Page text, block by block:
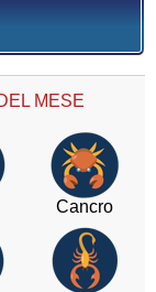
MESE
Cancro